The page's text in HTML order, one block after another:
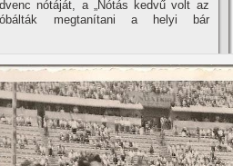
nótáját, a „Nótás kedvű volt az
meg­taní­tani a helyi bár